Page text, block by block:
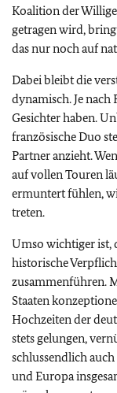
Koalition der
getragen wird,
das nur noch auf
Dabei bleibt die
dynamisch. Je nach
Gesichter haben.
französische Duo
Partner anzieht.
auf vollen Touren
ermuntert fühlen,
treten.
Umso wichtiger ist,
historische
zusammenführen.
Staaten
Hochzeiten der
stets gelungen,
schlussendlich
und Europa